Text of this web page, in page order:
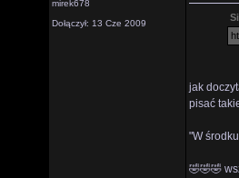
mirek678
Dołączył: 13 Cze 2009
jak
pisać
"W
🤣🤣🤣